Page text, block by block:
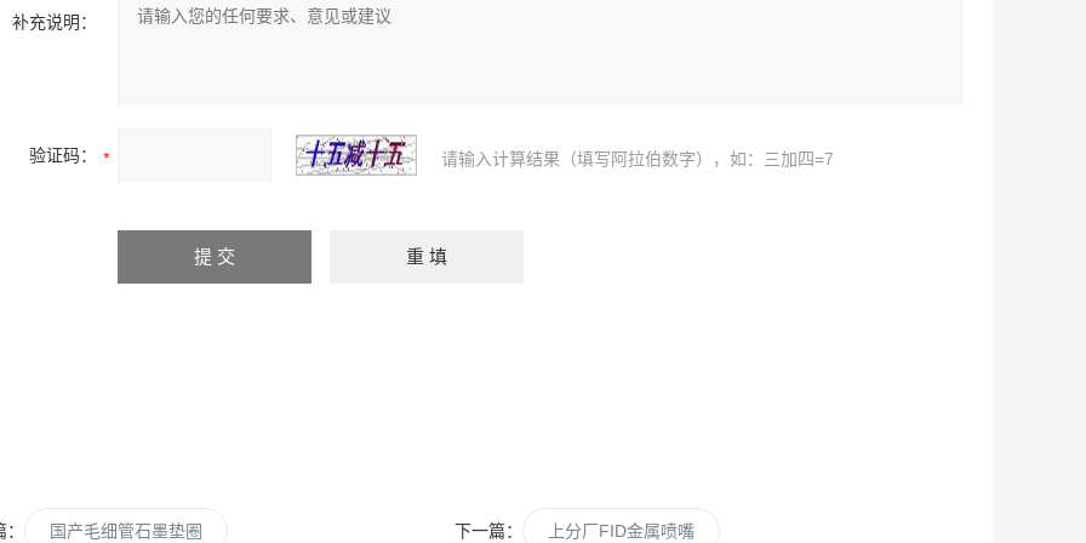
补充说明：
验证码： 请输入计算结果（填写阿拉伯数字），如：三加四=7
国产毛细管石墨垫圈 下一篇： 上分厂FID金属喷嘴